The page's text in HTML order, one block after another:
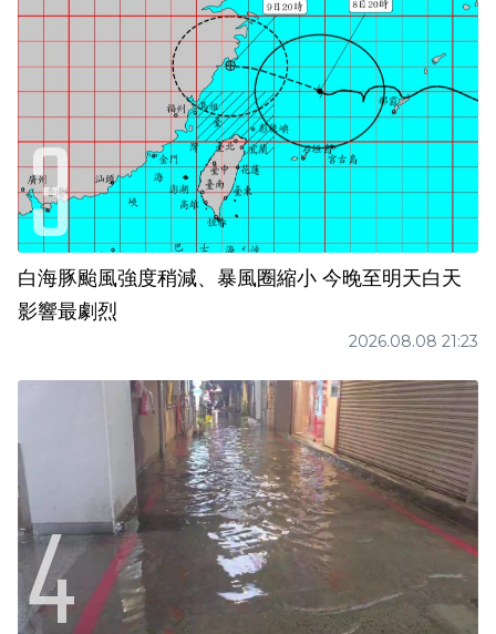
白海豚颱風強度稍減、暴風圈縮小 今晚至明天白天
影響最劇烈
2026.08.08 21:23